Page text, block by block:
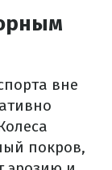
вне
покров,